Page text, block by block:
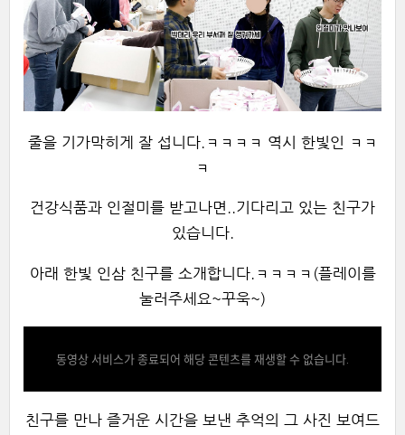
줄을 기가막히게 잘 섭니다.ㅋㅋㅋㅋ 역시 한빛인 ㅋㅋ
ㅋ
건강식품과 인절미를 받고나면..기다리고 있는 친구가
있습니다.
아래 한빛 인삼 친구를 소개합니다.ㅋㅋㅋㅋ(플레이를
눌러주세요~꾸욱~)
동영상 서비스가 종료되어 해당 콘텐츠를 재생할 수 없습니다.
친구를 만나 즐거운 시간을 보낸 추억의 그 사진 보여드